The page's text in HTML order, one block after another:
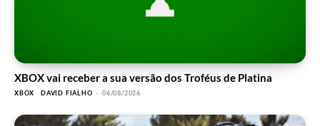
XBOX vai receber a sua versão dos Troféus de Platina
XBOX DAVID FIALHO - 06/08/2026